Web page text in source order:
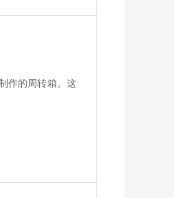
作的周转箱。这